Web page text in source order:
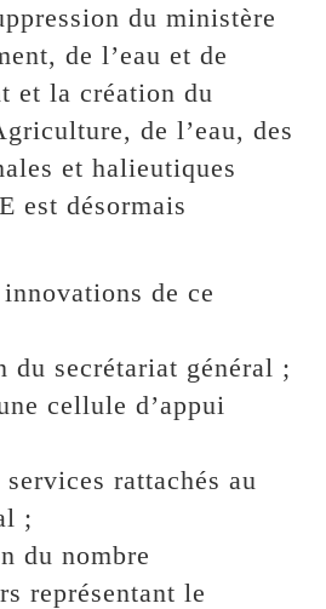
du ministère
de l’eau et de
et la création du
de l’eau, des
et halieutiques
est désormais
de ce
du secrétariat général ;
cellule d’appui
rattachés au
;
du nombre
représentant le